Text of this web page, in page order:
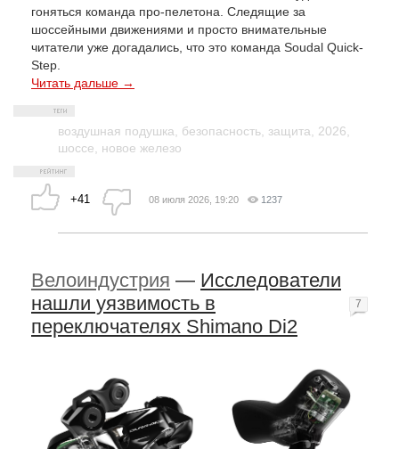
гоняться команда про-пелетона. Следящие за
шоссейными движениями и просто внимательные
читатели уже догадались, что это команда Soudal Quick-
Step.
Читать дальше →
воздушная подушка безопасность защита 2026
шоссе
новое железо
+41 08 июля 2026, 19:20 1237
Велоиндустрия — Исследователи
нашли уязвимость в
переключателях Shimano Di2
7